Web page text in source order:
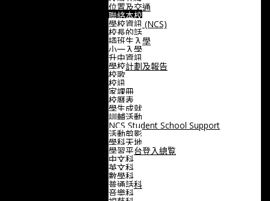
位置及交通
聯絡本校
學校資訊 (NCS)
校長的話
插班生入學
小一入學
升中資訊
學校計劃及報告
校歌
校訊
家課冊
校曆表
學生成就
訓輔活動
NCS Student School Support
活動剪影
學科天地
學習平台登入總覧
中文科
英文科
數學科
普通話科
音樂科